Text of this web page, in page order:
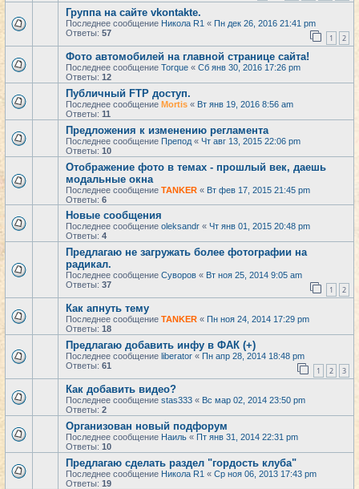
Группа на сайте vkontakte.
Последнее сообщение Никола R1 « Пн дек 26, 2016 21:41 pm
Ответы: 57 1 2
Фото автомобилей на главной странице сайта!
Последнее сообщение Torque « Сб янв 30, 2016 17:26 pm
Ответы: 12
Публичный FTP доступ.
Последнее сообщение Mortis « Вт янв 19, 2016 8:56 am
Ответы: 11
Предложения к изменению регламента
Последнее сообщение Препод « Чт авг 13, 2015 22:06 pm
Ответы: 10
Отображение фото в темах - прошлый век, даешь
модальные окна
Последнее сообщение TANKER « Вт фев 17, 2015 21:45 pm
Ответы: 6
Новые сообщения
Последнее сообщение oleksandr « Чт янв 01, 2015 20:48 pm
Ответы: 4
Предлагаю не загружать более фотографии на
радикал.
Последнее сообщение Суворов « Вт ноя 25, 2014 9:05 am
Ответы: 37 1 2
Как апнуть тему
Последнее сообщение TANKER « Пн ноя 24, 2014 17:29 pm
Ответы: 18
Предлагаю добавить инфу в ФАК (+)
Последнее сообщение liberator « Пн апр 28, 2014 18:48 pm
Ответы: 61 1 2 3
Как добавить видео?
Последнее сообщение stas333 « Вс мар 02, 2014 23:50 pm
Ответы: 2
Организован новый подфорум
Последнее сообщение Наиль « Пт янв 31, 2014 22:31 pm
Ответы: 10
Предлагаю сделать раздел "гордость клуба"
Последнее сообщение Никола R1 « Ср ноя 06, 2013 17:43 pm
Ответы: 19